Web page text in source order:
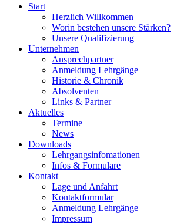
Start
Herzlich Willkommen
Worin bestehen unsere Stärken?
Unsere Qualifizierung
Unternehmen
Ansprechpartner
Anmeldung Lehrgänge
Historie & Chronik
Absolventen
Links & Partner
Aktuelles
Termine
News
Downloads
Lehrgangsinfomationen
Infos & Formulare
Kontakt
Lage und Anfahrt
Kontaktformular
Anmeldung Lehrgänge
Impressum